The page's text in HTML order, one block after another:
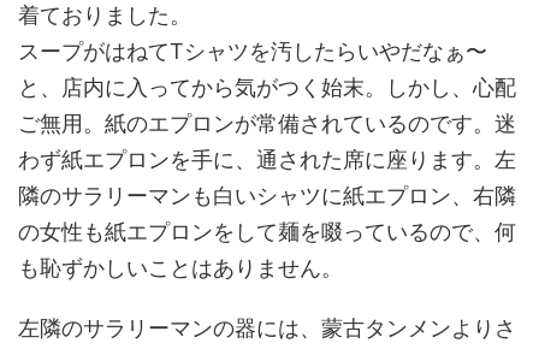
着ておりました。
スープがはねてTシャツを汚したらいやだなぁ〜
と、店内に入ってから気がつく始末。しかし、心配
ご無用。紙のエプロンが常備されているのです。迷
わず紙エプロンを手に、通された席に座ります。左
隣のサラリーマンも白いシャツに紙エプロン、右隣
の女性も紙エプロンをして麺を啜っているので、何
も恥ずかしいことはありません。
左隣のサラリーマンの器には、蒙古タンメンよりさ